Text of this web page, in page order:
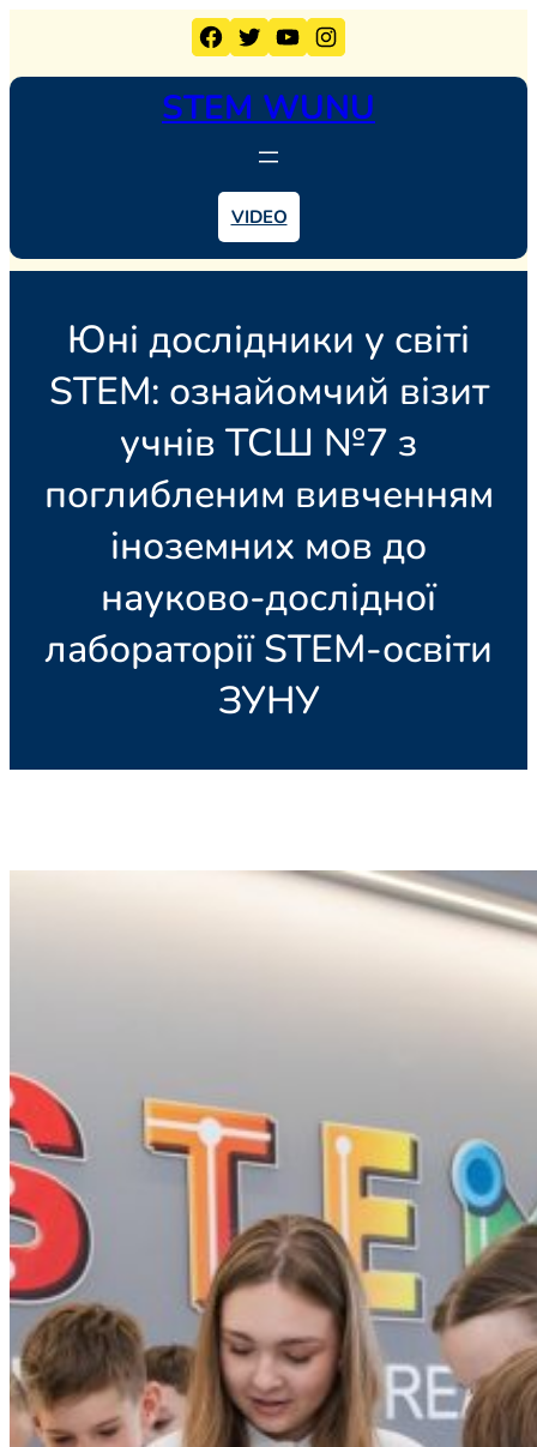
Facebook Twitter YouTube Instagram
STEM WUNU
VIDEO
Юні дослідники у світі
STEM: ознайомчий візит
учнів ТСШ №7 з
поглибленим вивченням
іноземних мов до
науково-дослідної
лабораторії STEM-освіти
ЗУНУ